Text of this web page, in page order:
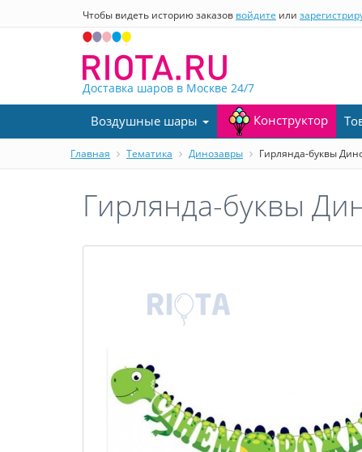
Чтобы видеть историю заказов войдите или
Доставка шаров в Москве 24/7
Воздушные шары Конструктор
Главная Тематика Динозавры Гирлянда-буквы
Гирлянда-буквы